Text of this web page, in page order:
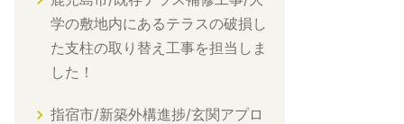
学の敷地内にあるテラスの破損し
た支柱の取り替え工事を担当しま
した！
指宿市/新築外構進捗/玄関アプロ